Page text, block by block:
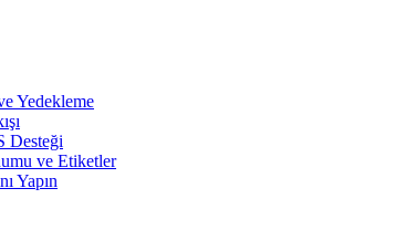
Yedekleme
Desteği
ve Etiketler
Yapın